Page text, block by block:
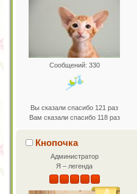
Сообщений: 330
Вы сказали спасибо 121 раз
Вам сказали спасибо 118 раз
Кнопочка
Администратор
Я – легенда